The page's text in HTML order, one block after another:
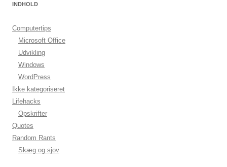
INDHOLD
Computertips
Microsoft Office
Udvikling
Windows
WordPress
Ikke kategoriseret
Lifehacks
Opskrifter
Quotes
Random Rants
Skæg og sjov